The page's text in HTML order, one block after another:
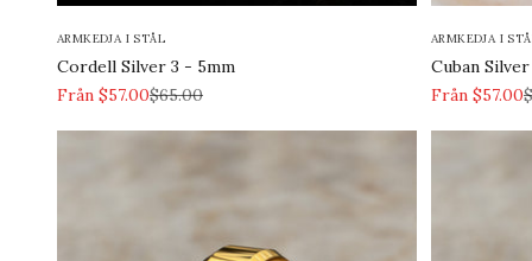
ARMKEDJA I STÅL
Cordell Silver 3 - 5mm
REA-pris
Från $57.00Pris
$65.00
ARMKEDJA I
Cuban
REA-pris
Från $57.00